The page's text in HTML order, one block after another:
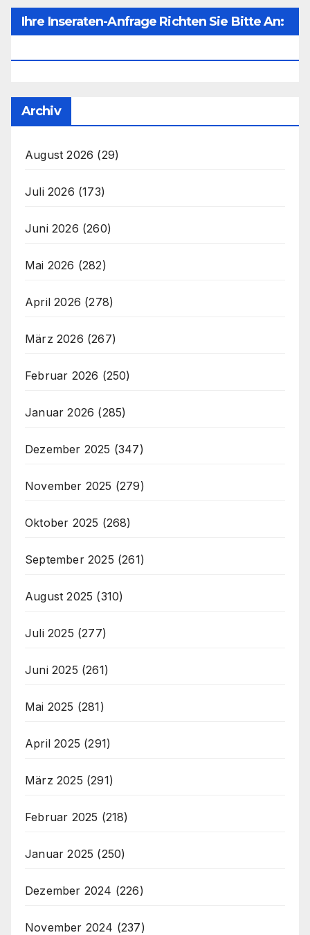
Ihre Inseraten-Anfrage Richten Sie Bitte An:
Archiv
August 2026 (29)
Juli 2026 (173)
Juni 2026 (260)
Mai 2026 (282)
April 2026 (278)
März 2026 (267)
Februar 2026 (250)
Januar 2026 (285)
Dezember 2025 (347)
November 2025 (279)
Oktober 2025 (268)
September 2025 (261)
August 2025 (310)
Juli 2025 (277)
Juni 2025 (261)
Mai 2025 (281)
April 2025 (291)
März 2025 (291)
Februar 2025 (218)
Januar 2025 (250)
Dezember 2024 (226)
November 2024 (237)